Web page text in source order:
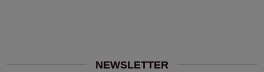
NEWSLETTER